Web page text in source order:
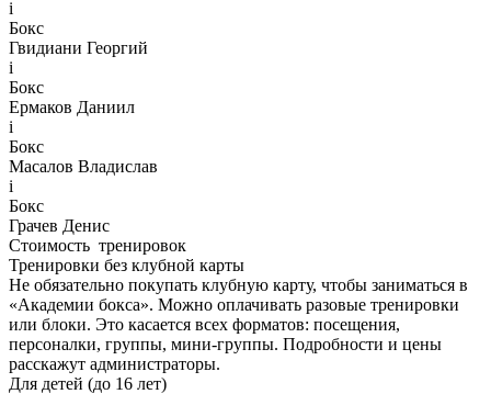
i
Бокс
Гвидиани Георгий
i
Бокс
Ермаков Даниил
i
Бокс
Масалов Владислав
i
Бокс
Грачев Денис
Стоимость тренировок
Тренировки без клубной карты
Не обязательно покупать клубную карту, чтобы заниматься в
«Академии бокса». Можно оплачивать разовые тренировки
или блоки. Это касается всех форматов: посещения,
персоналки, группы, мини-группы. Подробности и цены
расскажут администраторы.
Для детей (до 16 лет)